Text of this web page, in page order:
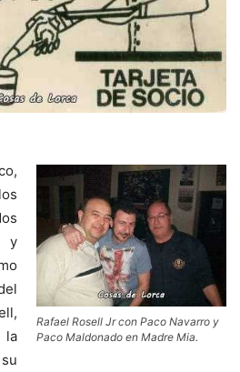
Rafael Rosell Jr con Paco Navarro y
Paco Maldonado en Madre Mia.
y
la